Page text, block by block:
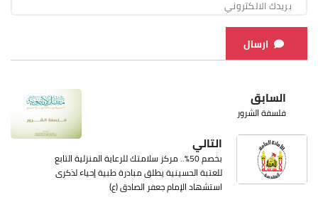
ارسال
السابق
فلسفة الشرور
التالي
بخصم 50%.. مركز سلامتك للرعاية المنزلية التابع
للعتبة الحسينية يطلق مبادرة طبية إحياء لذكرى
استشهاد الإمام جعفر الصادق (ع)